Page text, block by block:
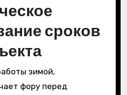
сроков
зимой,
фору перед